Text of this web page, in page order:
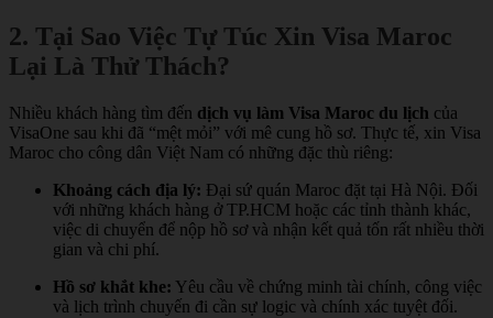
2. Tại Sao Việc Tự Túc Xin Visa Maroc
Lại Là Thử Thách?
Nhiều khách hàng tìm đến dịch vụ làm Visa Maroc du lịch của
VisaOne sau khi đã “mệt mỏi” với mê cung hồ sơ. Thực tế, xin Visa
Maroc cho công dân Việt Nam có những đặc thù riêng:
Khoảng cách địa lý: Đại sứ quán Maroc đặt tại Hà Nội. Đối
với những khách hàng ở TP.HCM hoặc các tỉnh thành khác,
việc di chuyển để nộp hồ sơ và nhận kết quả tốn rất nhiều thời
gian và chi phí.
Hồ sơ khắt khe: Yêu cầu về chứng minh tài chính, công việc
và lịch trình chuyến đi cần sự logic và chính xác tuyệt đối.